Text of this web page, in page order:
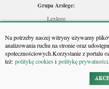
Na potrzeby naszej witryny używamy
analizowania ruchu na stronie oraz
społecznościowych.Korzystanie z portalu
też: politykę cookiesi politykę prywatności.
Grupa Arslege:
Lexlege
Skarbowcy
Urzędnik
Rzeczoznawca